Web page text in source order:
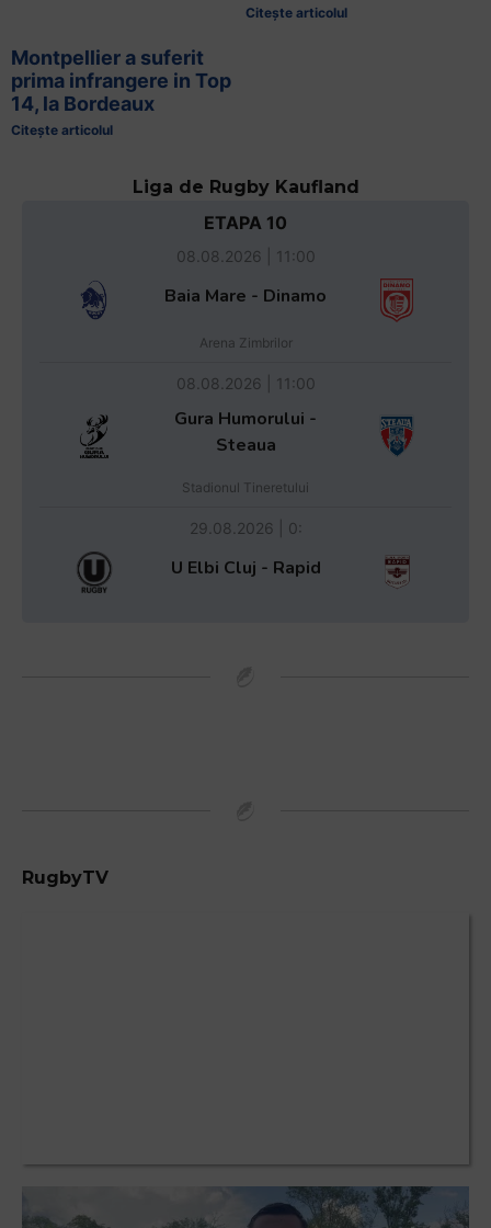
Citește articolul
Montpellier a suferit
prima infrangere in Top
14, la Bordeaux
Citește articolul
Liga de Rugby Kaufland
ETAPA 10
08.08.2026 | 11:00
Baia Mare - Dinamo
Arena Zimbrilor
08.08.2026 | 11:00
Gura Humorului -
Steaua
Stadionul Tineretului
29.08.2026 | 0:
U Elbi Cluj - Rapid
RugbyTV